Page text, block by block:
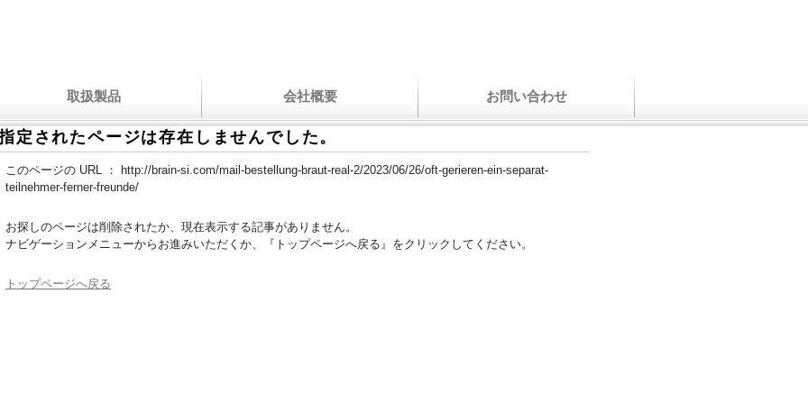
取扱製品 会社概要 お問い合わせ
定されたページは存在しませんでした。
このページの URL ：
http://brain-si.com/mail-bestellung-braut-real-2/2023/06/26/oft-gerieren-ein-separat-
teilnehmer-ferner-freunde/
お探しのページは削除されたか、現在表示する記事がありません。
ナビゲーションメニューからお進みいただくか、『トップページへ戻る』をクリックしてください。
トップページへ戻る